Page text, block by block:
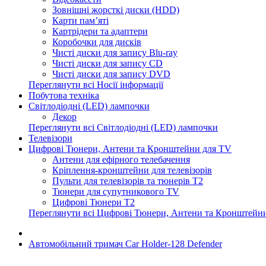
Зовнішні жорсткі диски (HDD)
Карти пам’яті
Картрідери та адаптери
Коробочки для дисків
Чисті диски для запису Blu-ray
Чисті диски для запису CD
Чисті диски для запису DVD
Переглянути всі Носії інформації
Побутова техніка
Світлодіодні (LED) лампочки
Декор
Переглянути всі Світлодіодні (LED) лампочки
Телевізори
Цифрові Тюнери, Антени та Кронштейни для TV
Антени для ефірного телебачення
Кріплення-кронштейни для телевізорів
Пульти для телевізорів та тюнерів T2
Тюнери для супутникового TV
Цифрові Тюнери T2
Переглянути всі Цифрові Тюнери, Антени та
Автомобільний тримач Car Holder-128 Defender